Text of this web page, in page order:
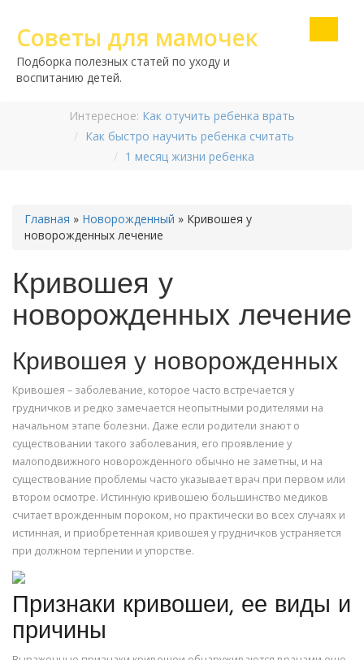
Советы для мамочек
Подборка полезных статей по уходу и
воспитанию детей.
Интересное: Как отучить ребенка врать
Как быстро научить ребенка считать
1 месяц жизни ребенка
Главная » Новорожденный » Кривошея у
новорожденных лечение
Кривошея у
новорожденных лечение
Кривошея у новорожденных
Кривошея – заболевание, которое часто встречается у
грудничков и редко замечается неопытными родителями на
начальном этапе болезни. Даже если родители знают о
существовании такого заболевания, его проявление у
малоподвижного новорожденного обычно не заметны, и на
существование проблемы часто указывает врач при первом или
втором осмотре. Истинную кривошею большинство медиков
считает врожденным пороком, но практически во всех случаях и
истинная, и приобретенная кривошея у грудничков устраняется
при должном терпении и упорстве.
Признаки кривошеи, ее виды и
причины